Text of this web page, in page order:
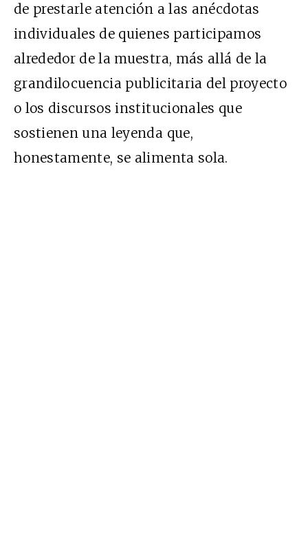
de prestarle atención a las anécdotas
individuales de quienes participamos
alrededor de la muestra, más allá de la
grandilocuencia publicitaria del proyecto
o los discursos institucionales que
sostienen una leyenda que,
honestamente, se alimenta sola.